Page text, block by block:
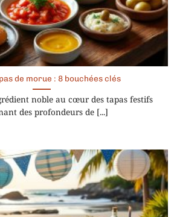
de morue : 8 bouchées clés
noble au cœur des tapas festifs
des profondeurs de [...]